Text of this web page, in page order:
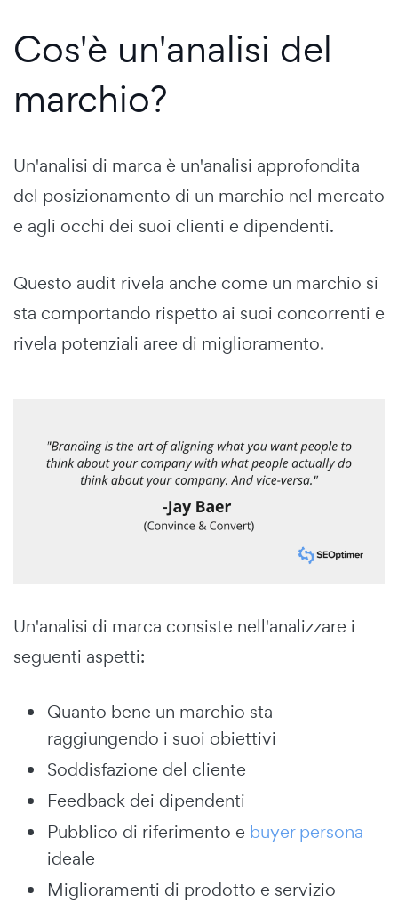
Cos'è un'analisi del
marchio?
Un'analisi di marca è un'analisi approfondita
del posizionamento di un marchio nel mercato
e agli occhi dei suoi clienti e dipendenti.
Questo audit rivela anche come un marchio si
sta comportando rispetto ai suoi concorrenti e
rivela potenziali aree di miglioramento.
Un'analisi di marca consiste nell'analizzare i
seguenti aspetti:
Quanto bene un marchio sta
raggiungendo i suoi obiettivi
Soddisfazione del cliente
Feedback dei dipendenti
Pubblico di riferimento e buyer persona
ideale
Miglioramenti di prodotto e servizio